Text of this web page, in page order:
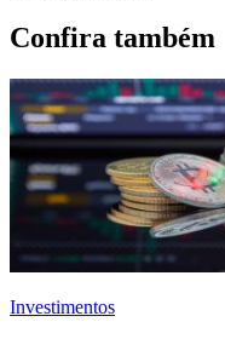
Confira também
Investimentos